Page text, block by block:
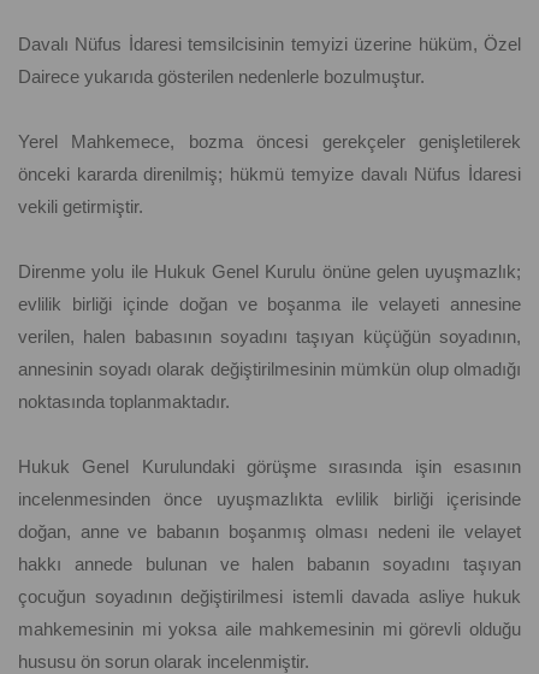
Davalı Nüfus İdaresi temsilcisinin temyizi üzerine hüküm, Özel
Dairece yukarıda gösterilen nedenlerle bozulmuştur.
Yerel Mahkemece, bozma öncesi gerekçeler genişletilerek
önceki kararda direnilmiş; hükmü temyize davalı Nüfus İdaresi
vekili getirmiştir.
Direnme yolu ile Hukuk Genel Kurulu önüne gelen uyuşmazlık;
evlilik birliği içinde doğan ve boşanma ile velayeti annesine
verilen, halen babasının soyadını taşıyan küçüğün soyadının,
annesinin soyadı olarak değiştirilmesinin mümkün olup olmadığı
noktasında toplanmaktadır.
Hukuk Genel Kurulundaki görüşme sırasında işin esasının
incelenmesinden önce uyuşmazlıkta evlilik birliği içerisinde
doğan, anne ve babanın boşanmış olması nedeni ile velayet
hakkı annede bulunan ve halen babanın soyadını taşıyan
çocuğun soyadının değiştirilmesi istemli davada asliye hukuk
mahkemesinin mi yoksa aile mahkemesinin mi görevli olduğu
hususu ön sorun olarak incelenmiştir.